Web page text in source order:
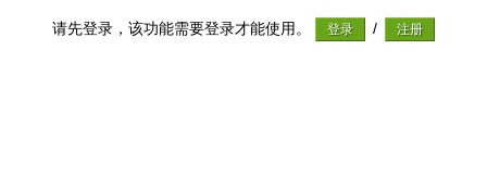
请先登录，该功能需要登录才能使用。 /